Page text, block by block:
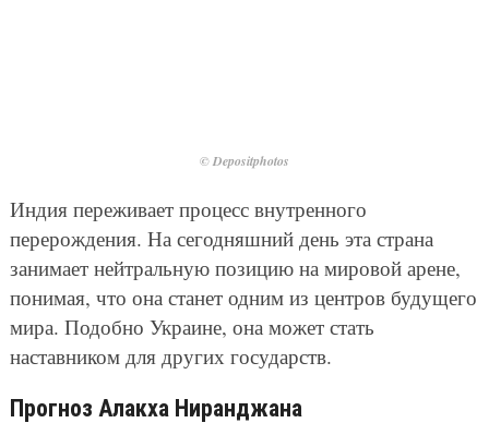
© Depositphotos
Индия переживает процесс внутренного
перерождения. На сегодняшний день эта страна
занимает нейтральную позицию на мировой арене,
понимая, что она станет одним из центров будущего
мира. Подобно Украине, она может стать
наставником для других государств.
Прогноз Алакха Ниранджана